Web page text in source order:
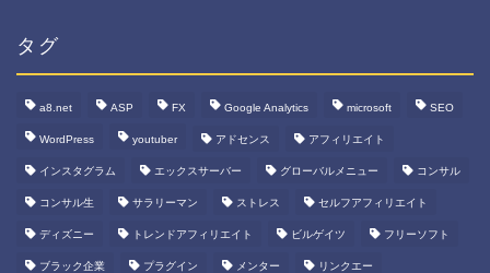
タグ
a8.net ASP FX Google Analytics microsoft SEO
WordPress youtuber アドセンス アフィリエイト
インスタグラム エックスサーバー グローバルメニュー コンサル
コンサル生 サラリーマン ストレス セルフアフィリエイト
ディズニー トレンドアフィリエイト ビルゲイツ フリーソフト
ブラック企業 プラグイン メンター リンクエー